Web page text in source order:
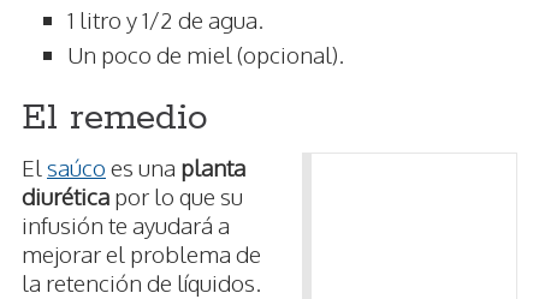
1 litro y 1/2 de agua.
Un poco de miel (opcional).
El remedio
El saúco es una planta
diurética por lo que su
infusión te ayudará a
mejorar el problema de
la retención de líquidos.